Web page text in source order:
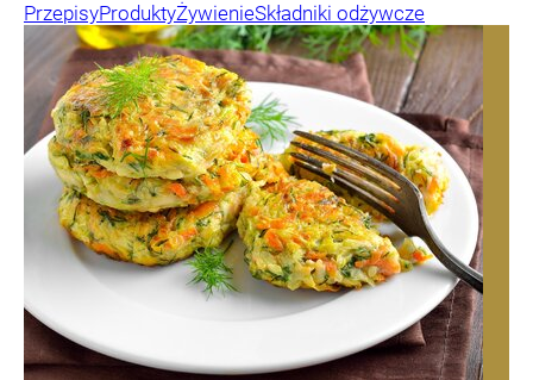
PrzepisyProduktyŻywienieSkładniki odżywcze